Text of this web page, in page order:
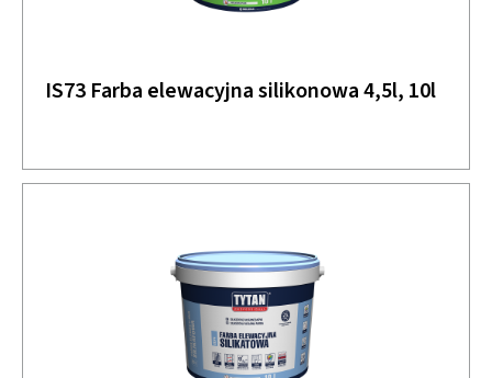
IS73 Farba elewacyjna silikonowa 4,5l, 10l